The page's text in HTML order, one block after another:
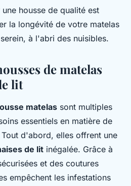
housse de qualité est
la longévité de votre matelas
à l'abri des nuisibles.
de matelas
lit
matelas sont multiples
essentiels en matière de
d'abord, elles offrent une
de lit inégalée. Grâce à
et des coutures
empêchent les infestations